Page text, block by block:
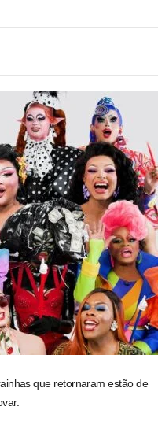
que retornaram estão de